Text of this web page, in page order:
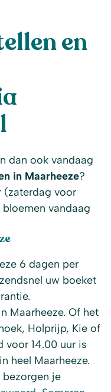
en
dan ook vandaag
in Maarheeze?
(zaterdag voor
vandaag
6 dagen per
uw boeket
Maarheeze. Of het
Holprijp, Kie of
voor 14.00 uur is
heel Maarheeze.
bezorgen je